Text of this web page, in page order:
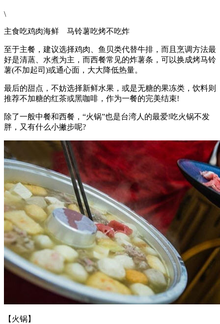
\
主食吃鸡肉海鲜 马铃薯吃烤不吃炸
至于主餐，建议选择鸡肉、鱼贝类代替牛排，而且烹调方法最
好是清蒸、水煮为主，而西餐常见的炸薯条，可以换成烤马铃
薯(不加起司)或通心面，大大降低热量。
最后的甜点，不妨选择新鲜水果，或是无糖的果冻类，饮料则
推荐不加糖的红茶或黑咖啡，作为一餐的完美结束!
除了一般中餐和西餐，“火锅”也是台湾人的最爱!吃火锅不发
胖，又有什么小撇步呢?
【火锅】